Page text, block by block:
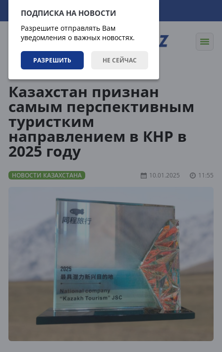
ПОДПИСКА НА НОВОСТИ
Разрешите отправлять Вам
уведомления о важных новостях.
РАЗРЕШИТЬ НЕ СЕЙЧАС
09.08.2026 11:03:58
Казахстан признан
самым перспективным
туристким
направлением в КНР в
2025 году
НОВОСТИ КАЗАХСТАНА 10.01.2025 11:55